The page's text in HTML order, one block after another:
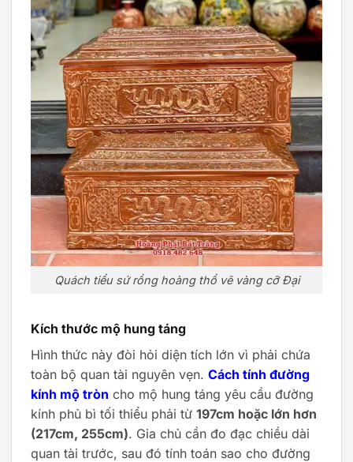
Quách tiểu sứ rồng hoàng thổ vẽ vàng cỡ Đại
Kích thước mộ hung táng
Hình thức này đòi hỏi diện tích lớn vì phải chứa
toàn bộ quan tài nguyên vẹn. Cách tính đường
kính mộ tròn cho mộ hung táng yêu cầu đường
kính phủ bì tối thiểu phải từ 197cm hoặc lớn hơn
(217cm, 255cm). Gia chủ cần đo đạc chiều dài
quan tài trước, sau đó tính toán sao cho đường